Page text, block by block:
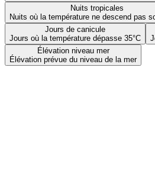
Nuits tropicales
Nuits où la température ne descend pas
Jours de canicule
Jours où la température dépasse 35°C
Élévation niveau mer
Élévation prévue du niveau de la mer